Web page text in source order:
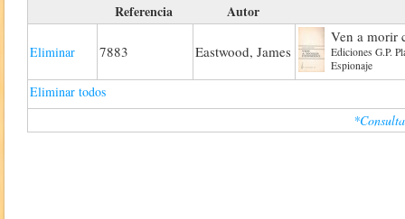
Referencia Autor
Eliminar 7883 Eastwood, James
Ven a morir
Ediciones G.P.
Espionaje
Eliminar todos